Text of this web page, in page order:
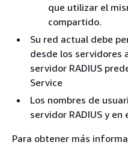
que utilizar el
compartido.
Su red actual debe
desde los servidores
servidor RADIUS
Service
Los nombres de
servidor RADIUS y
Para obtener más